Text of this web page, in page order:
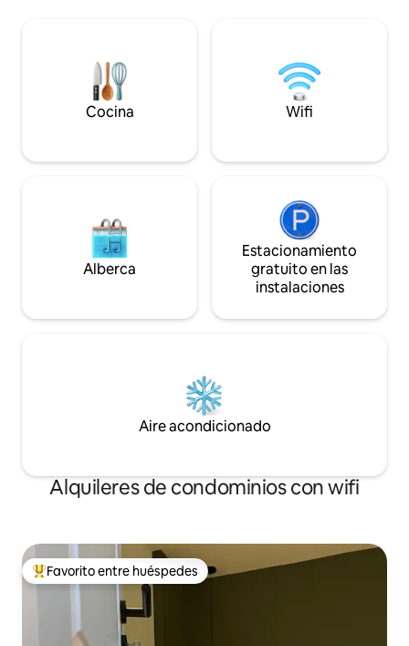
de Harz ofrece mucho espacio para
familias numerosas y grupos de amigos.
Además, podrá disfrutar de la libertad
del jardín de la casa.
Cocina Wifi
Alberca
Estacionamiento
gratuito en las
instalaciones
Aire acondicionado
Alquileres de condominios con wifi
De los mejores en Favorito entre huéspedes
Favorito entre huéspedes